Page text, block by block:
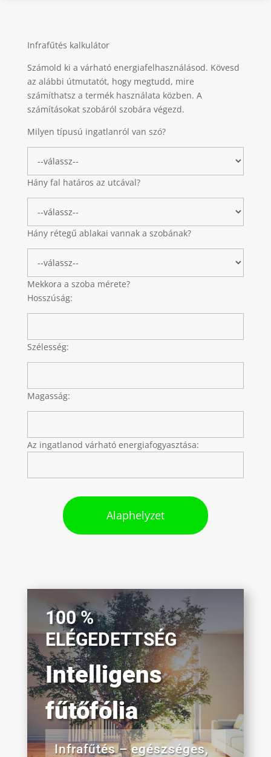
Infrafűtés kalkulátor
Számold ki a várható energiafelhasználásod. Kövesd
az alábbi útmutatót, hogy megtudd, mire
számíthatsz a termék használata közben. A
számításokat szobáról szobára végezd.
Milyen típusú ingatlanról van szó?
Hány fal határos az utcával?
Hány rétegű ablakai vannak a szobának?
Mekkora a szoba mérete?
Hosszúság:
Szélesség:
Magasság:
Az ingatlanod várható energiafogyasztása:
Alaphelyzet
100 %
ELÉGEDETTSÉG
Intelligens
fűtőfólia
Infrafűtés – egészséges,